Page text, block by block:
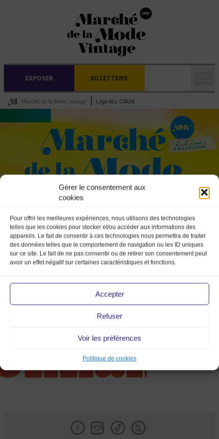
Gérer le consentement aux
cookies
Pour offrir les meilleures expériences, nous utilisons des technologies
telles que les cookies pour stocker et/ou accéder aux informations des
appareils. Le fait de consentir à ces technologies nous permettra de traiter
des données telles que le comportement de navigation ou les ID uniques
sur ce site. Le fait de ne pas consentir ou de retirer son consentement peut
avoir un effet négatif sur certaines caractéristiques et fonctions.
Accepter
Refuser
Voir les préférences
Politique de cookies
EXPOSER BILLETTERIE
Marché de la Mode Vintage Logo ALL CMJN
Logo ALL CMJN